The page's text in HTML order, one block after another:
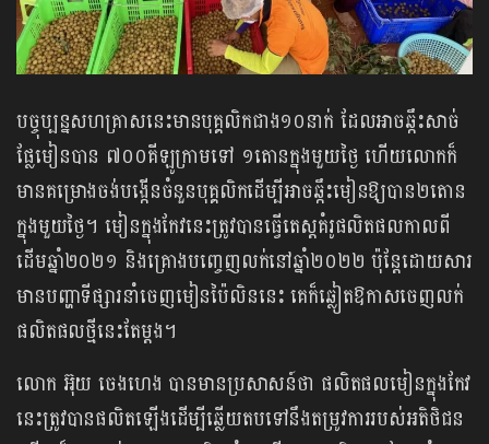
បច្ចុប្បន្នសហគ្រាសនេះមានបុគ្គលិកជាង១០នាក់ ដែលអាចឆ្កឹះសាច់
ផ្លែមៀនបាន ៧០០គីឡូក្រាមទៅ ១តោនក្នុងមួយថ្ងៃ ហើយលោកក៏
មានគម្រោងចង់បង្កើនចំនួនបុគ្គលិកដើម្បីអាចឆ្កឹះមៀនឱ្យបាន២តោន
ក្នុងមួយថ្ងៃ។ មៀនក្នុងកែវនេះត្រូវបានធ្វើតេស្តគំរូផលិតផលកាលពី
ដើមឆ្នាំ២០២១ និងគ្រោងបញ្ចេញលក់នៅឆ្នាំ២០២២ ប៉ុន្តែដោយសារ
មានបញ្ហាទីផ្សារនាំចេញមៀនប៉ៃលិននេះ គេក៏ឆ្លៀតឱកាសចេញលក់
ផលិតផលថ្មីនេះតែម្ដង។
លោក អ៊ុយ ចេងហេង បានមានប្រសាសន៍ថា ផលិតផលមៀនក្នុងកែវ
នេះត្រូវបានផលិតឡើងដើម្បីឆ្លើយតបទៅនឹងតម្រូវការរបស់អតិថិជន